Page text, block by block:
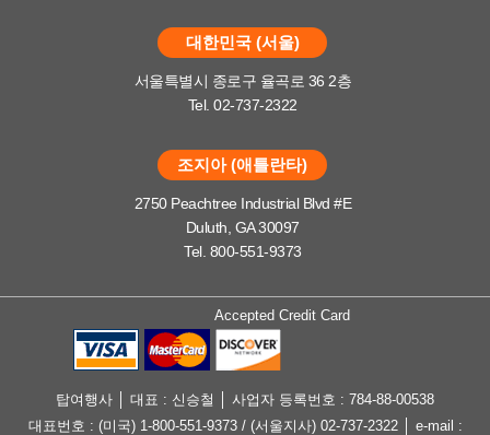
대한민국 (서울)
서울특별시 종로구 율곡로 36 2층
Tel. 02-737-2322
조지아 (애틀란타)
2750 Peachtree Industrial Blvd #E
Duluth, GA 30097
Tel. 800-551-9373
Accepted Credit Card
탑여행사 │ 대표 : 신승철 │ 사업자 등록번호 : 784-88-00538
대표번호 : (미국) 1-800-551-9373 / (서울지사) 02-737-2322 │ e-mail :